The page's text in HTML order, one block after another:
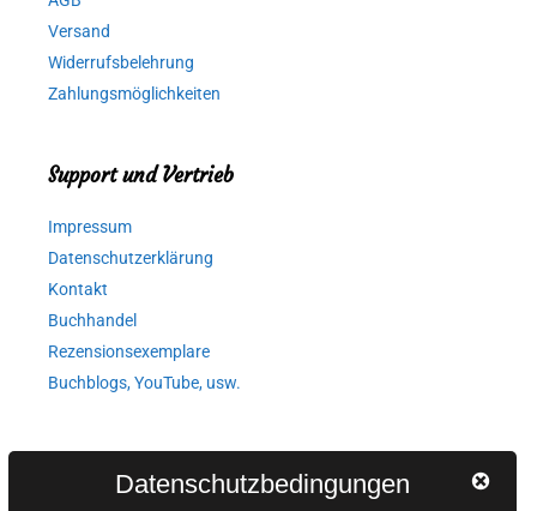
Versand
Widerrufsbelehrung
Zahlungsmöglichkeiten
Support und Vertrieb
Impressum
Datenschutzerklärung
Kontakt
Buchhandel
Rezensionsexemplare
Buchblogs, YouTube, usw.
Datenschutzbedingungen